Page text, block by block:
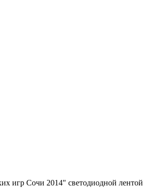
игр Сочи 2014" светодиодной лентой